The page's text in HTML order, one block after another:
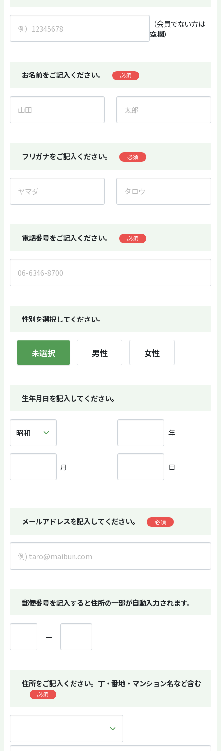
（会員でない方は
空欄）
お名前をご記入ください。 必須
フリガナをご記入ください。 必須
電話番号をご記入ください。 必須
性別を選択してください。
未選択 男性 女性
生年月日を記入してください。
年
月 日
メールアドレスを記入してください。 必須
郵便番号を記入すると住所の一部が自動入力されます。
ー
住所をご記入ください。丁・番地・マンション名など含む
必須